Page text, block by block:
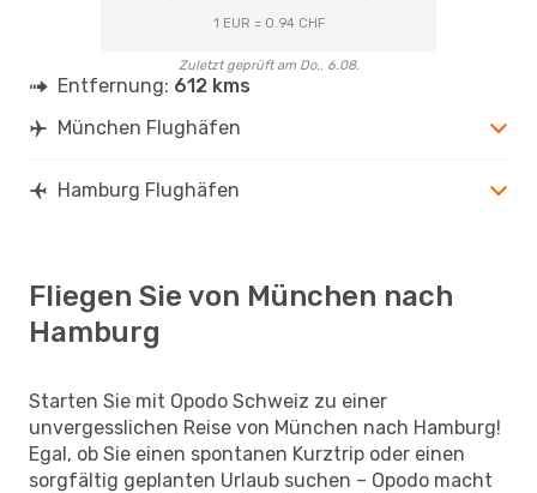
1 EUR = 0.94 CHF
Zuletzt geprüft am Do., 6.08.
Entfernung: 612 kms
München Flughäfen
Hamburg Flughäfen
Fliegen Sie von München nach
Hamburg
Starten Sie mit Opodo Schweiz zu einer
unvergesslichen Reise von München nach Hamburg!
Egal, ob Sie einen spontanen Kurztrip oder einen
sorgfältig geplanten Urlaub suchen – Opodo macht